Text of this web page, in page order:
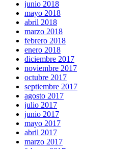
junio 2018
mayo 2018
abril 2018
marzo 2018
febrero 2018
enero 2018
diciembre 2017
noviembre 2017
octubre 2017
septiembre 2017
agosto 2017
julio 2017
junio 2017
mayo 2017
abril 2017
marzo 2017